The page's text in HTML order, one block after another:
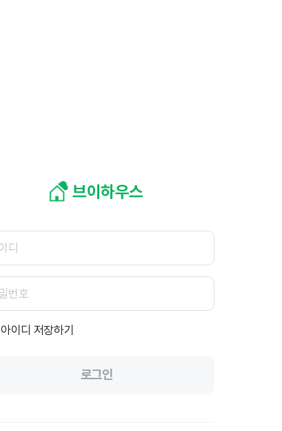
브이하우스
아이디 저장하기
로그인